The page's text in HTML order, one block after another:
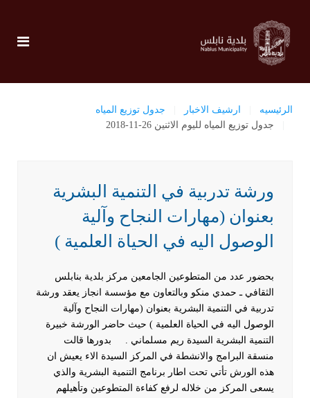
الرئيسيه ارشيف الاخبار
جدول توزيع المياه
جدول توزيع المياه لليوم الاثنين 26-11-2018
ورشة تدربية في التنمية البشرية
بعنوان (مهارات النجاح وآلية
الوصول اليه في الحياة العلمية )
بحضور عدد من المتطوعين الجامعين مركز بلدية بنابلس
الثقافي ـ حمدي منكو وبالتعاون مع مؤسسة انجاز يعقد ورشة
تدربية في التنمية البشرية بعنوان (مهارات النجاح وآلية
الوصول اليه في الحياة العلمية ) حيث حاضر الورشة خبيرة
التنمية البشرية السيدة ريم مسلماني .
بدورها قالت
منسقة البرامج والانشطة في المركز السيدة الاء يعيش ان
هذه الورش تأتي تحت اطار برنامج التنمية البشرية والذي
يسعى المركز من خلاله لرفع كفاءة المتطوعين وتأهيلهم